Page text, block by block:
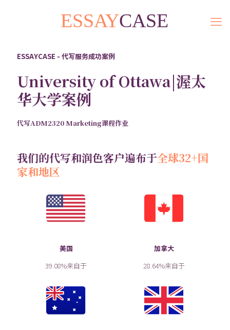
ESSAYCASE - 代写服务成功案例
University of Ottawa|渥太
华大学案例
代写ADM2320 Marketing课程作业
我们的代写和润色客户遍布于全球32+国
家和地区
美国
39.08%来自于
加拿大
28.64%来自于